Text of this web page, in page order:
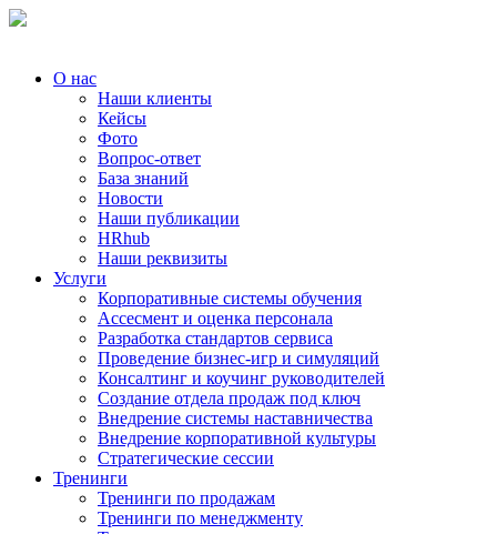
О нас
Наши клиенты
Кейсы
Фото
Вопрос-ответ
База знаний
Новости
Наши публикации
HRhub
Наши реквизиты
Услуги
Корпоративные системы обучения
Ассесмент и оценка персонала
Разработка стандартов сервиса
Проведение бизнес-игр и симуляций
Консалтинг и коучинг руководителей
Создание отдела продаж под ключ
Внедрение системы наставничества
Внедрение корпоративной культуры
Стратегические сессии
Тренинги
Тренинги по продажам
Тренинги по менеджменту